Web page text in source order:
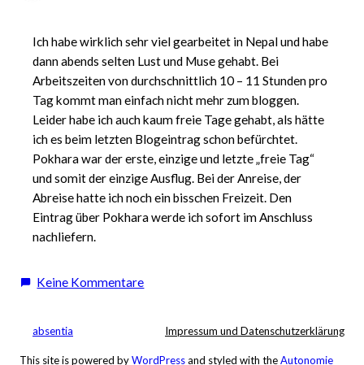
Ich habe wirklich sehr viel gearbeitet in Nepal und habe
dann abends selten Lust und Muse gehabt. Bei
Arbeitszeiten von durchschnittlich 10 – 11 Stunden pro
Tag kommt man einfach nicht mehr zum bloggen.
Leider habe ich auch kaum freie Tage gehabt, als hätte
ich es beim letzten Blogeintrag schon befürchtet.
Pokhara war der erste, einzige und letzte „freie Tag“
und somit der einzige Ausflug. Bei der Anreise, der
Abreise hatte ich noch ein bisschen Freizeit. Den
Eintrag über Pokhara werde ich sofort im Anschluss
nachliefern.
Keine Kommentarezu
einmal.
absentia Impressum und Datenschutzerklärung
This site is powered byWordPressand styled with theAutonomie